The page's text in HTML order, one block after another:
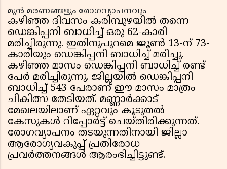
മുൻ മരണങ്ങളും രോഗവ്യാപനവും
കഴിഞ്ഞ ദിവസം കരിമ്പുഴയിൽ തന്നെ
ഡെങ്കിപ്പനി ബാധിച്ച് ഒരു 62-കാരി
മരിച്ചിരുന്നു. ഇതിനുപുറമെ ജൂൺ 13-ന് 73-
കാരിയും ഡെങ്കിപ്പനി ബാധിച്ച് മരിച്ചു.
കഴിഞ്ഞ മാസം ഡെങ്കിപ്പനി ബാധിച്ച് രണ്ട്
പേർ മരിച്ചിരുന്നു. ജില്ലയിൽ ഡെങ്കിപ്പനി
ബാധിച്ച് 543 പേരാണ് ഈ മാസം മാത്രം
ചികിത്സ തേടിയത്. മണ്ണാർക്കാട്
മേഖലയിലാണ് ഏറ്റവും കൂടുതൽ
കേസുകൾ റിപ്പോർട്ട് ചെയ്തിരിക്കുന്നത്.
രോഗവ്യാപനം തടയുന്നതിനായി ജില്ലാ
ആരോഗ്യവകുപ്പ് പ്രതിരോധ
പ്രവർത്തനങ്ങൾ ആരംഭിച്ചിട്ടുണ്ട്.